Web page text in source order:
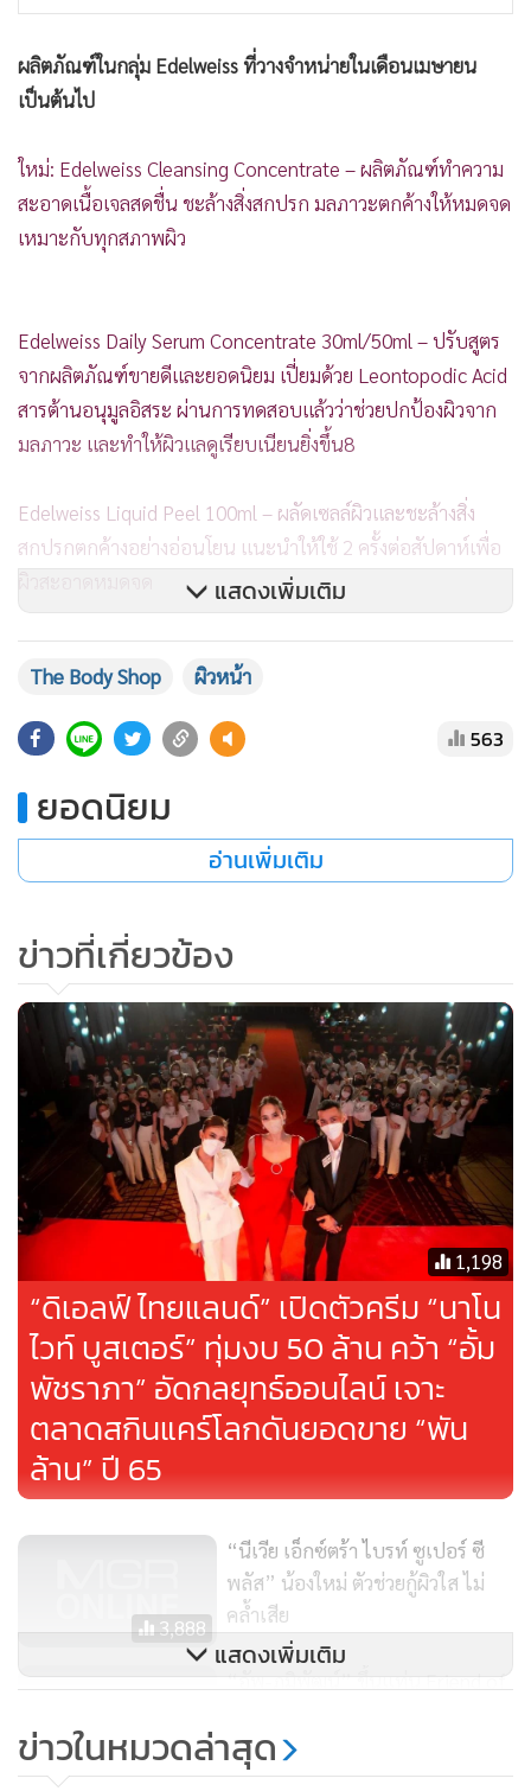
ผลิตภัณฑ์ในกลุ่ม Edelweiss ที่วางจำหน่ายในเดือนเมษายน
เป็นต้นไป
ใหม่: Edelweiss Cleansing Concentrate – ผลิตภัณฑ์ทำความ
สะอาดเนื้อเจลสดชื่น ชะล้างสิ่งสกปรก มลภาวะตกค้างให้หมดจด
เหมาะกับทุกสภาพผิว
Edelweiss Daily Serum Concentrate 30ml/50ml – ปรับสูตร
จากผลิตภัณฑ์ขายดีและยอดนิยม เปี่ยมด้วย Leontopodic Acid
สารต้านอนุมูลอิสระ ผ่านการทดสอบแล้วว่าช่วยปกป้องผิวจาก
มลภาวะ และทำให้ผิวแลดูเรียบเนียนยิ่งขึ้น8
Edelweiss Liquid Peel 100ml – ผลัดเซลล์ผิวและชะล้างสิ่ง
สกปรกตกค้างอย่างอ่อนโยน แนะนำให้ใช้ 2 ครั้งต่อสัปดาห์เพื่อ
Edelweiss Eye Serum Concentrate 10ml – เนื้อสัมผัสแบบ
เจลแต่เข้มข้นด้วยสารบำรุง ช่วยกระชับรอบดวงตาและปรับผิว
ให้เรียบเนียนสดชื่น
Edelweiss Serum Concentrate Sheet Mask 21ml – มาส์กบน
ผิวเพียง 15 นาที 2 ครั้งต่อสัปดาห์ช่วยส่งเสริมสุขภาพผิวให้เรียบ
ระหว่างวันด้วยเจลมิสท์บางเบา ผ่านการทดสอบแล้วว่าช่วย
ปกป้องผิวจากแสงสีฟ้าได้
ผลิตภัณฑ์ที่วางจำหน่ายในเดือนมิถุนายน
Edelweiss Smoothing Day Cream 50ml – ผ่านการทดสอบ
แล้วว่าช่วยให้ผิวที่มีริ้วรอยจางๆ กลับเรียบเนียนขึ้น เนื้อมอยส์
เจอไรเซอร์บางเบา ซึมซาบไว มอบผิวอิ่มฟู ดูสดชื่น เปล่งปลั่งขึ้น
Edelweiss Bouncy Eye Mask 20ml – สามารถใช้บำรุงในตอน
เช้าและมาสก์ข้ามคืนได้ ผ่านการทดสอบแล้วว่าช่วยยกกระชับให้
ใหม่: Edelweiss Intense Smoothing Cream 50ml – อุดมด้วย
แสดงเพิ่มเติม
The Body Shop ผิวหน้า
563
ยอดนิยม
อ่านเพิ่มเติม
ข่าวที่เกี่ยวข้อง
1,198
“ดิเอลฟ์ ไทยแลนด์” เปิดตัวครีม “นาโน
ไวท์ บูสเตอร์” ทุ่มงบ 50 ล้าน คว้า “อั้ม
พัชราภา” อัดกลยุทธ์ออนไลน์ เจาะ
ตลาดสกินแคร์โลกดันยอดขาย “พัน
ล้าน” ปี 65
3,888
“นีเวีย เอ็กซ์ตร้า ไบรท์ ซูเปอร์ ซี
พลัส” น้องใหม่ ตัวช่วยกู้ผิวใส ไม่
คล้ำเสีย
413
“อัพ-ภูมิพัฒน์” ขึ้นแท่น Friend of
ประเทศไทย เผยตัวแทนความสดใส
ผิวพรรณเปล่งปลั่ง
แสดงเพิ่มเติม
ข่าวในหมวดล่าสุด